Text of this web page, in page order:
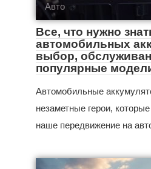
Авто
Все, что нужно
автомобильных
выбор,
популярные
Автомобильные
незаметные герои,
наше передвижение на